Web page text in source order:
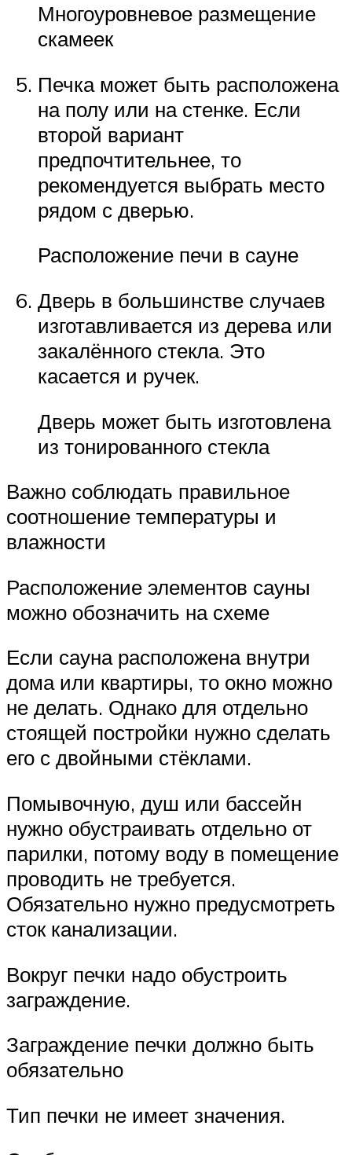
Многоуровневое размещение
скамеек
Печка может быть расположена
на полу или на стенке. Если
второй вариант
предпочтительнее, то
рекомендуется выбрать место
рядом с дверью.
Расположение печи в сауне
Дверь в большинстве случаев
изготавливается из дерева или
закалённого стекла. Это
касается и ручек.
Дверь может быть изготовлена
из тонированного стекла
Важно соблюдать правильное
соотношение температуры и
влажности
Расположение элементов сауны
можно обозначить на схеме
Если сауна расположена внутри
дома или квартиры, то окно можно
не делать. Однако для отдельно
стоящей постройки нужно сделать
его с двойными стёклами.
Помывочную, душ или бассейн
нужно обустраивать отдельно от
парилки, потому воду в помещение
проводить не требуется.
Обязательно нужно предусмотреть
сток канализации.
Вокруг печки надо обустроить
заграждение.
Заграждение печки должно быть
обязательно
Тип печки не имеет значения.